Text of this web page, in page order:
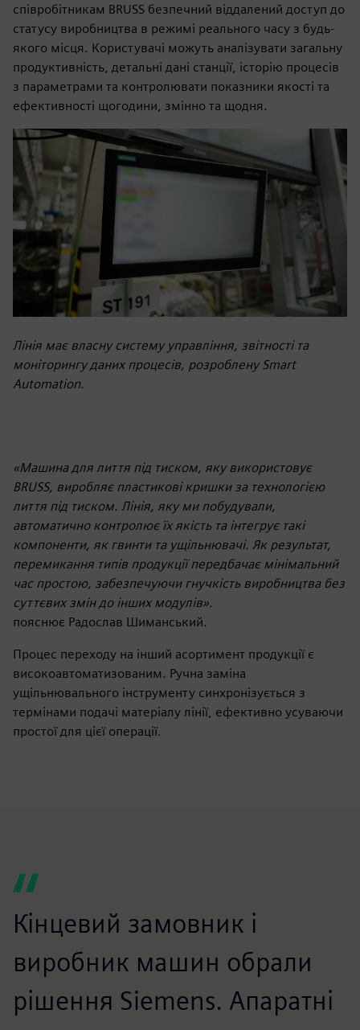
співробітникам BRUSS безпечний віддалений доступ до
статусу виробництва в режимі реального часу з будь-
якого місця. Користувачі можуть аналізувати загальну
продуктивність, детальні дані станції, історію процесів
з параметрами та контролювати показники якості та
ефективності щогодини, змінно та щодня.
Лінія має власну систему управління, звітності та
моніторингу даних процесів, розроблену Smart
Automation.
«Машина для лиття під тиском, яку використовує
BRUSS, виробляє пластикові кришки за технологією
лиття під тиском. Лінія, яку ми побудували,
автоматично контролює їх якість та інтегрує такі
компоненти, як гвинти та ущільнювачі. Як результат,
перемикання типів продукції передбачає мінімальний
час простою, забезпечуючи гнучкість виробництва без
суттєвих змін до інших модулів».
пояснює Радослав Шиманський.
Процес переходу на інший асортимент продукції є
високоавтоматизованим. Ручна заміна
ущільнювального інструменту синхронізується з
термінами подачі матеріалу лінії, ефективно усуваючи
простої для цієї операції.
Кінцевий замовник і
виробник машин обрали
рішення Siemens. Апаратні